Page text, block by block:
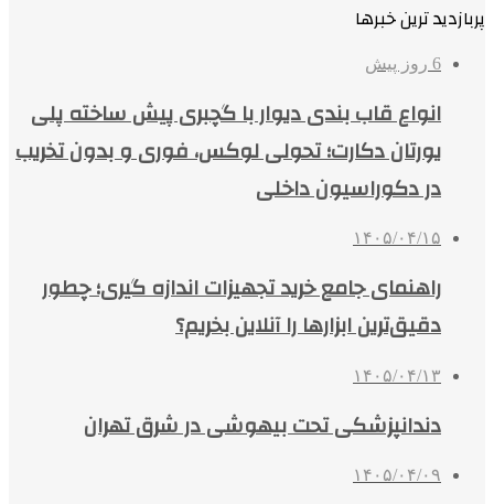
پربازدید ترین خبرها
6 روز پیش
انواع قاب بندی دیوار با گچبری پیش ساخته پلی
یورتان دکارت؛ تحولی لوکس، فوری و بدون تخریب
در دکوراسیون داخلی
۱۴۰۵/۰۴/۱۵
راهنمای جامع خرید تجهیزات اندازه گیری؛ چطور
دقیق‌ترین ابزارها را آنلاین بخریم؟
۱۴۰۵/۰۴/۱۳
دندانپزشکی تحت بیهوشی در شرق تهران
۱۴۰۵/۰۴/۰۹